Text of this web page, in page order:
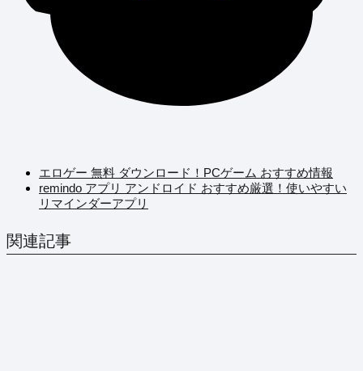
エロゲー 無料 ダウンロード！PCゲーム おすすめ情報
remindo アプリ アンドロイド おすすめ厳選！使いやすい
リマインダーアプリ
関連記事